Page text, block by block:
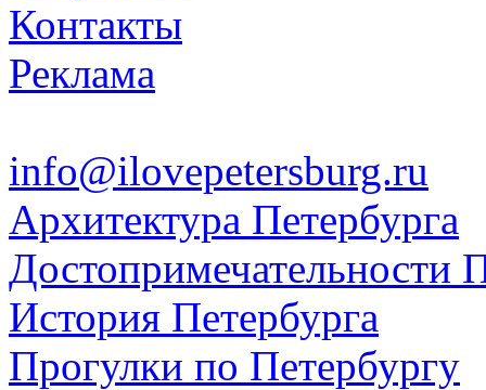
Контакты
Реклама
info@ilovepetersburg.ru
Архитектура Петербурга
Достопримечательности
История Петербурга
Прогулки по Петербургу